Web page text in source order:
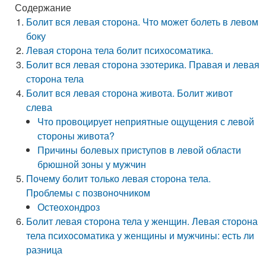
Содержание
Болит вся левая сторона. Что может болеть в левом
боку
Левая сторона тела болит психосоматика.
Болит вся левая сторона эзотерика. Правая и левая
сторона тела
Болит вся левая сторона живота. Болит живот
слева
Что провоцирует неприятные ощущения с левой
стороны живота?
Причины болевых приступов в левой области
брюшной зоны у мужчин
Почему болит только левая сторона тела.
Проблемы с позвоночником
Остеохондроз
Болит левая сторона тела у женщин. Левая сторона
тела психосоматика у женщины и мужчины: есть ли
разница